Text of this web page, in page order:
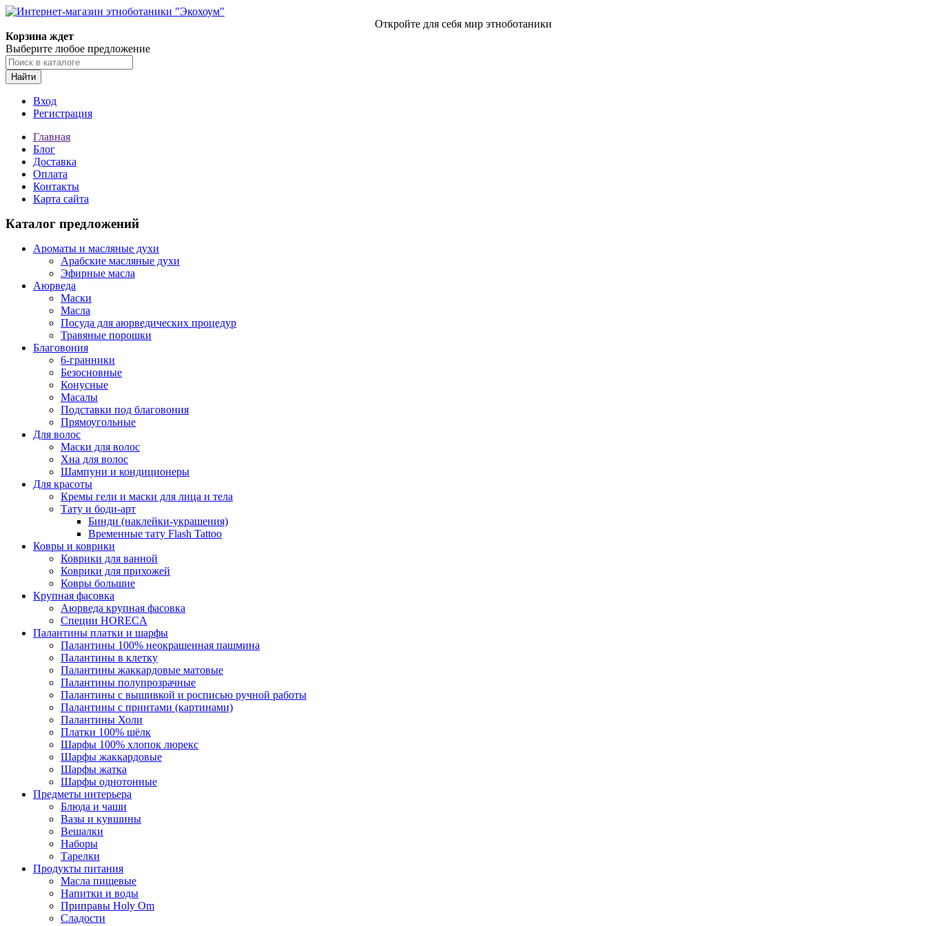
Откройте для себя мир этноботаники
Корзина ждет
Выберите любое предложение
Найти
Вход
Регистрация
Главная
Блог
Доставка
Оплата
Контакты
Карта сайта
Каталог предложений
Ароматы и масляные духи
Арабские масляные духи
Эфирные масла
Аюрведа
Маски
Масла
Посуда для аюрведических процедур
Травяные порошки
Благовония
6-гранники
Безосновные
Конусные
Масалы
Подставки под благовония
Прямоугольные
Для волос
Маски для волос
Хна для волос
Шампуни и кондиционеры
Для красоты
Кремы гели и маски для лица и тела
Тату и боди-арт
Бинди (наклейки-украшения)
Временные тату Flash Tattoo
Ковры и коврики
Коврики для ванной
Коврики для прихожей
Ковры большие
Крупная фасовка
Аюрведа крупная фасовка
Специи HORECA
Палантины платки и шарфы
Палантины 100% неокрашенная пашмина
Палантины в клетку
Палантины жаккардовые матовые
Палантины полупрозрачные
Палантины с вышивкой и росписью ручной работы
Палантины с принтами (картинами)
Палантины Холи
Платки 100% шёлк
Шарфы 100% хлопок люрекс
Шарфы жаккардовые
Шарфы жатка
Шарфы однотонные
Предметы интерьера
Блюда и чаши
Вазы и кувшины
Вешалки
Наборы
Тарелки
Продукты питания
Масла пищевые
Напитки и воды
Приправы Holy Om
Сладости